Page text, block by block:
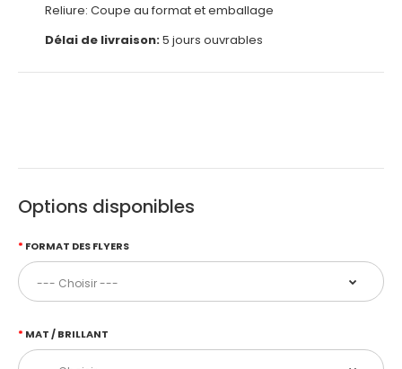
Reliure: Coupe au format et emballage
Délai de livraison:5 jours ouvrables
Options disponibles
FORMAT DES FLYERS
MAT / BRILLANT